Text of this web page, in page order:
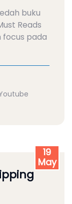
buku
Reads
focus pada
19
May